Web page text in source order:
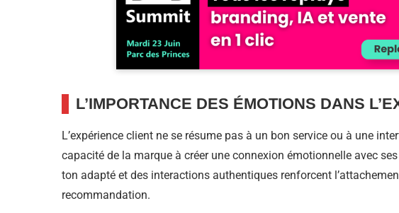
L’IMPORTANCE DES ÉMOTIONS DANS
L’expérience client ne se résume pas à un bon service ou à une
capacité de la marque à créer une connexion émotionnelle avec
ton adapté et des interactions authentiques renforcent
recommandation.